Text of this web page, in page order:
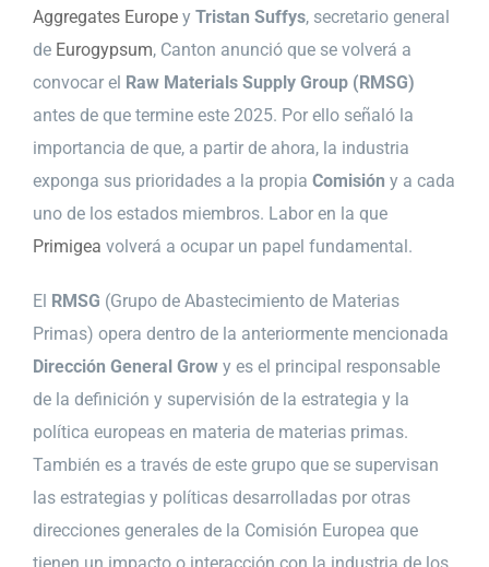
Aggregates Europe y Tristan Suffys, secretario general
de Eurogypsum, Canton anunció que se volverá a
convocar el Raw Materials Supply Group (RMSG)
antes de que termine este 2025. Por ello señaló la
importancia de que, a partir de ahora, la industria
exponga sus prioridades a la propia Comisión y a cada
uno de los estados miembros. Labor en la que
Primigea volverá a ocupar un papel fundamental.
El RMSG (Grupo de Abastecimiento de Materias
Primas) opera dentro de la anteriormente mencionada
Dirección General Grow y es el principal responsable
de la definición y supervisión de la estrategia y la
política europeas en materia de materias primas.
También es a través de este grupo que se supervisan
las estrategias y políticas desarrolladas por otras
direcciones generales de la Comisión Europea que